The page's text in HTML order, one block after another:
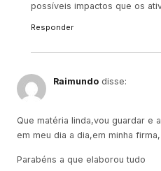
possíveis impactos que os
Responder
Raimundo disse:
Que matéria linda,vou guardar e
em meu dia a dia,em minha
Parabéns a que elaborou tudo